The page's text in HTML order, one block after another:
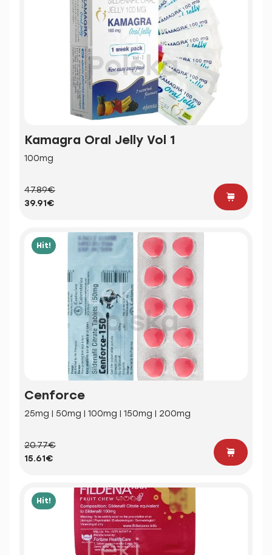
Kamagra Oral Jelly Vol 1
100mg
47.89€
39.91€
Hit!
Cenforce
25mg | 50mg | 100mg | 150mg | 200mg
20.77€
15.61€
Hit!